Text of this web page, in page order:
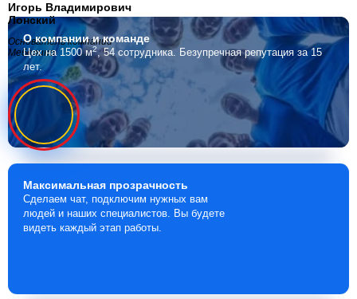
Игорь Владимирович
Лонский
Основатель компании
Мебелино
О компаниии команде
Цех на 1500 м2, 54 сотрудника. Безупречная репутация за 15
лет.
Максимальная прозрачность
Сделаем чат, подключим нужных вам
людей и наших специалистов. Вы будете
видеть каждый этап работы.